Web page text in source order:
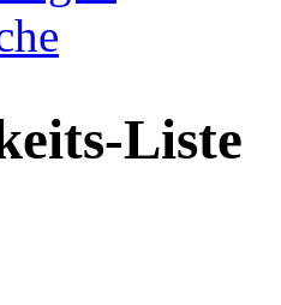
Liste